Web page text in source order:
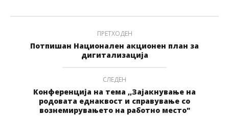
ПРЕТХОДЕН
Потпишан Национален акционен план за
дигитализација
СЛЕДЕН
Конференција на тема ,,Зајакнување на
родовата еднаквост и справување со
вознемирувањето на работно место"